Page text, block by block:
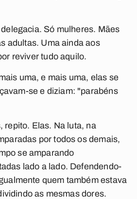
Só mulheres. Mães
adultas. Uma ainda aos
reviver tudo aquilo.
uma, e mais uma, elas se
se e diziam: "parabéns
repito. Elas. Na luta, na
por todos os demais,
se amparando
lado a lado. Defendendo-
quem também estava
as mesmas dores.